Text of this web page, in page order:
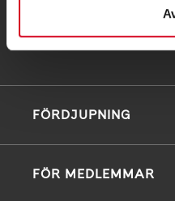
Till kontaktsidan
FÖRDJUPNING
FÖR MEDLEMMAR